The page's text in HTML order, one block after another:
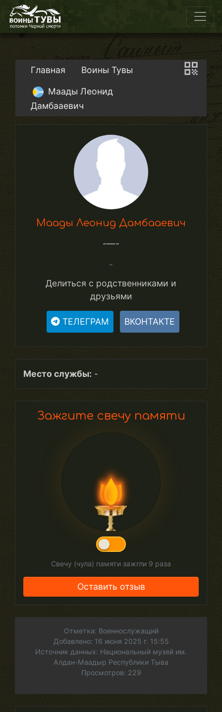
Главная Воины Тувы
Маады Леонид
Дамбааевич
Маады Леонид Дамбааевич
-—-
-
Делиться с родственниками и
друзьями
ТЕЛЕГРАМ ВКОНТАКТЕ
Место службы: -
Зажгите свечу памяти
Свечу (чула) памяти зажгли 9 раза
Оставить отзыв
Отметка: Военнослужащий
Добавлено: 16 июня 2025 г. 15:55
Источник данных: Национальный музей им.
Алдан-Маадыр Республики Тыва
Просмотров: 229